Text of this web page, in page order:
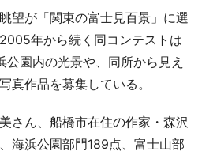
望が「関東の富士見百景」に選
年から続く同コンテストは
園内の光景や、同所から見え
真作品を募集している。
さん、船橋市在住の作家・森沢
海浜公園部門189点、富士山部